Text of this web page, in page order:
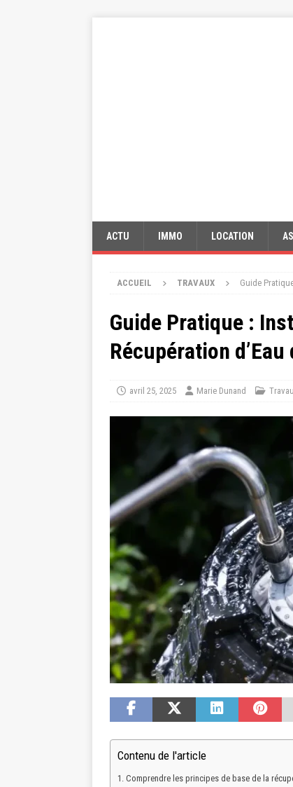
ACTU IMMO LOCATION
ACCUEIL TRAVAUX Guide
Guide Pratique :
Récupération
avril 25, 2025 Marie Dunand
Contenu de l'article
Comprendre les principes de base de la